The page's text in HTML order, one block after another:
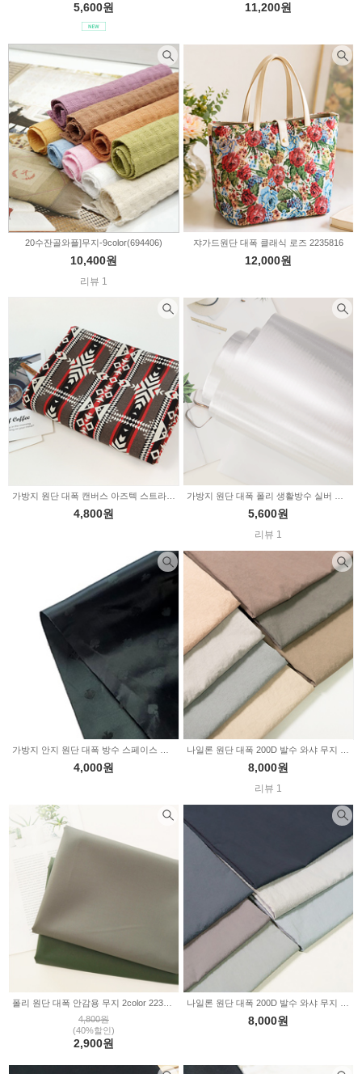
5,600원 11,200원
20수잔골와플]무지-9color(694406)
10,400원
리뷰 1
쟈가드원단 대폭 클래식 로즈 2235816
12,000원
가방지 원단 대폭 캔버스 아즈텍 스트라이프 2232893
4,800원
가방지 원단 대폭 폴리 생활방수 실버 은박 2235240
5,600원
리뷰 1
4,000원 8,000원
리뷰 1
4,800원
(40%할인)
2,900원
8,000원